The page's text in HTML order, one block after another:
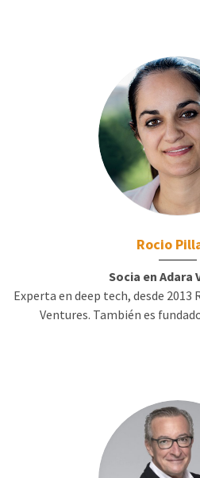
Rocio
Socia en Adara
Experta en deep tech, desde
Ventures. También es